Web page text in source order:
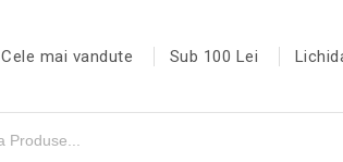
Cele mai vandute Sub 100 Lei